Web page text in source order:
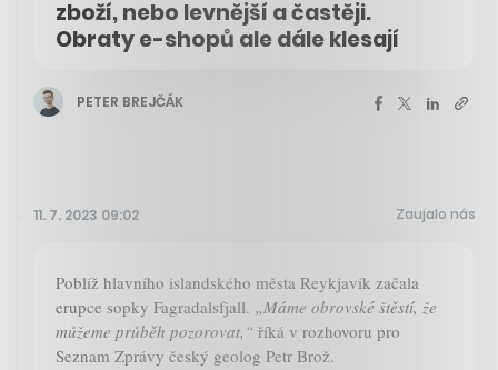
zboží, nebo levnější a častěji.
Obraty e-shopů ale dále klesají
PETER BREJČÁK
11. 7. 2023 09:02 Zaujalo nás
Poblíž hlavního islandského města Reykjavík začala
erupce sopky Fagradalsfjall. „Máme obrovské štěstí, že
můžeme průběh pozorovat,“ říká v rozhovoru pro
Seznam Zprávy český geolog Petr Brož.